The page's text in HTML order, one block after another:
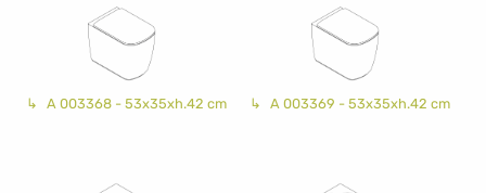
A 003368 - 53x35xh.42 cm A 003369 - 53x35xh.42 cm